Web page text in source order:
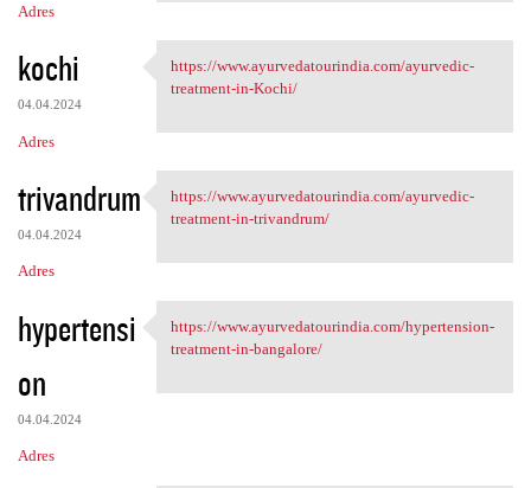
Adres
kochi
04.04.2024
Adres
https://www.ayurvedatourindia
https://www.ayurvedatourindia.com/ayurvedic-
treatment-in-Kochi/
trivandrum
04.04.2024
Adres
https://www.ayurvedatourindia
https://www.ayurvedatourindia.com/ayurvedic-
treatment-in-trivandrum/
hypertensi
on
04.04.2024
Adres
https://www.ayurvedatourindia
https://www.ayurvedatourindia.com/hypertension-
treatment-in-bangalore/